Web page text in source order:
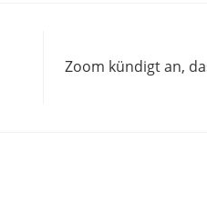
Zoom kündigt an,